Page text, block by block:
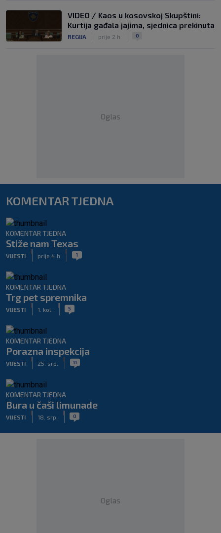
VIDEO / Kaos u kosovskoj Skupštini:
Kurtija gađala jajima, sjednica prekinuta
REGIJA prije 2 h 0
Oglas
KOMENTAR TJEDNA
KOMENTAR TJEDNA
Stiže nam Texas
VIJESTI prije 4 h 1
KOMENTAR TJEDNA
Trg pet spremnika
VIJESTI 1. kol. 5
KOMENTAR TJEDNA
Porazna inspekcija
VIJESTI 25. srp. 11
KOMENTAR TJEDNA
Bura u čaši limunade
VIJESTI 18. srp. 0
Oglas